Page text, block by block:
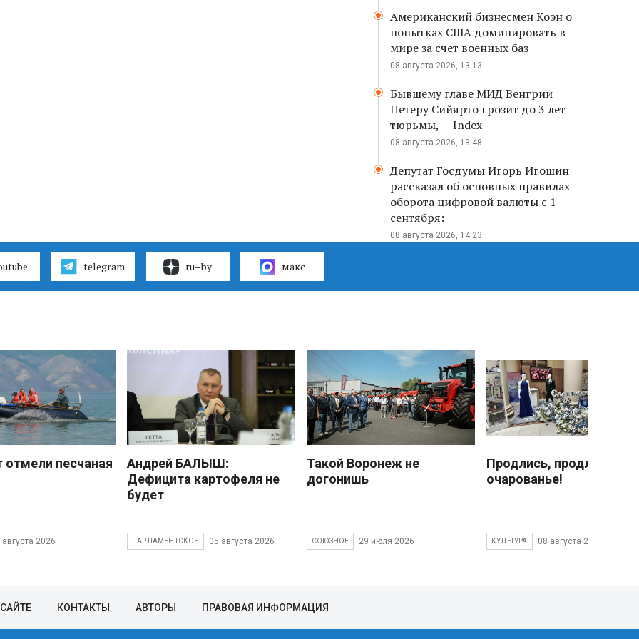
Американский бизнесмен Коэн о
попытках США доминировать в
мире за счет военных баз
08 августа 2026, 13:13
Бывшему главе МИД Венгрии
Петеру Сийярто грозит до 3 лет
тюрьмы, — Index
08 августа 2026, 13:48
Депутат Госдумы Игорь Игошин
рассказал об основных правилах
оборота цифровой валюты с 1
сентября:
08 августа 2026, 14:23
telegram ru–by макс
песчаная
августа 2026
Андрей БАЛЫШ:
Дефицита картофеля не
будет
ПАРЛАМЕНТСКОЕ 05 августа 2026
Такой Воронеж не
догонишь
СОЮЗНОЕ 29 июля 2026
Продлись, продлись
очарованье!
КУЛЬТУРА 08 августа 2026
КОНТАКТЫ АВТОРЫ ПРАВОВАЯ ИНФОРМАЦИЯ